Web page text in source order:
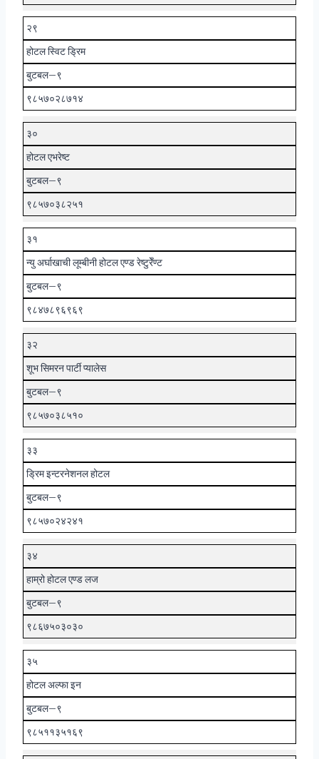
२९
होटल स्विट ड्रिम
बुटबल–९
९८५७०२८७१४
३०
होटल एभरेष्ट
बुटबल–९
९८५७०३८२५१
३१
न्यु अर्घाखाची लूम्बीनी होटल एण्ड रेष्टुरेँण्ट
बुटबल–९
९८४७८९६९६९
३२
शूभ सिमरन पार्टी प्यालेस
बुटबल–९
९८५७०३८५१०
३३
ड्रिम इन्टरनेशनल होटल
बुटबल–९
९८५७०२४२४१
३४
हाम्रो होटल एण्ड लज
बुटबल–९
९८६७५०३०३०
३५
होटल अल्फा इन
बुटबल–९
९८५११३५१६९